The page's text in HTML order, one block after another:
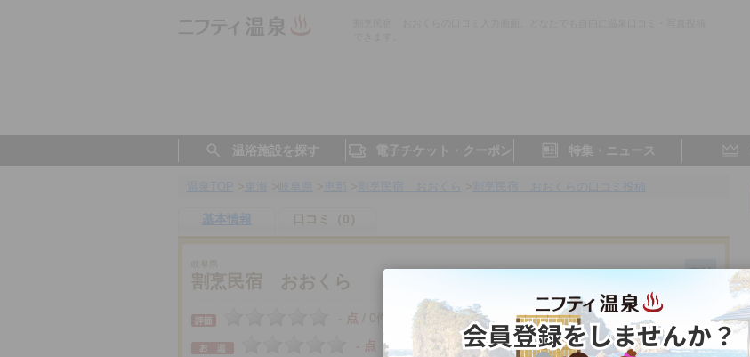
温浴施設を探す 電子チケット・クーポン 特集・ニュース
基本情報 口コミ（0）
割烹民宿 おおくら
- 点 / 0件 岐阜県／恵那
- 点
- 点